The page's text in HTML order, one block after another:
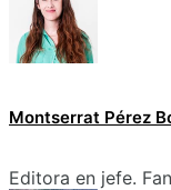
Montserrat Pérez
Editora en jefe.